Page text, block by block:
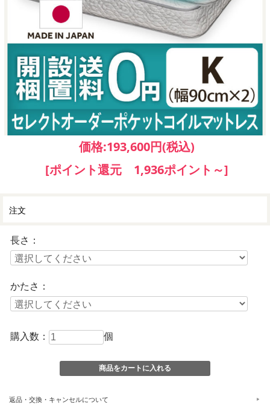
日本製ポケットコイルマットレス専門ストア Craftia | © 2009 -
2026 TODEO Co. Ltd.
価格:193,600円(税込)
[ポイント還元 1,936ポイント～]
注文
長さ：
かたさ：
購入数： 個
返品・交換・キャンセルについて